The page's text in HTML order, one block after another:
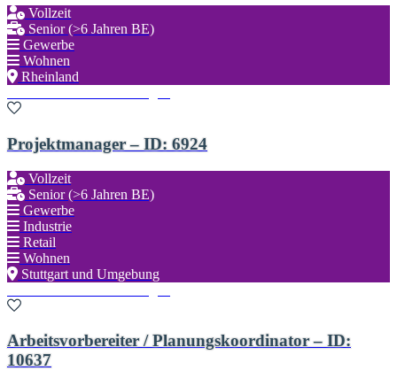
Vollzeit
Senior (>6 Jahren BE)
Gewerbe
Wohnen
Rheinland
Projektmanager – ID: 6924
Vollzeit
Senior (>6 Jahren BE)
Gewerbe
Industrie
Retail
Wohnen
Stuttgart und Umgebung
Arbeitsvorbereiter / Planungskoordinator – ID:
10637